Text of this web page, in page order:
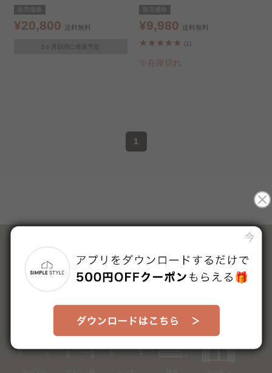
20×60cm
販売価格
¥20,800 送料無料
1ヶ月以内に発送予定
ル販売価格
¥9,980 送料無料
(1)
※在庫切れ
1
カテゴリーから探す
テレビ台 収納 ダイニング